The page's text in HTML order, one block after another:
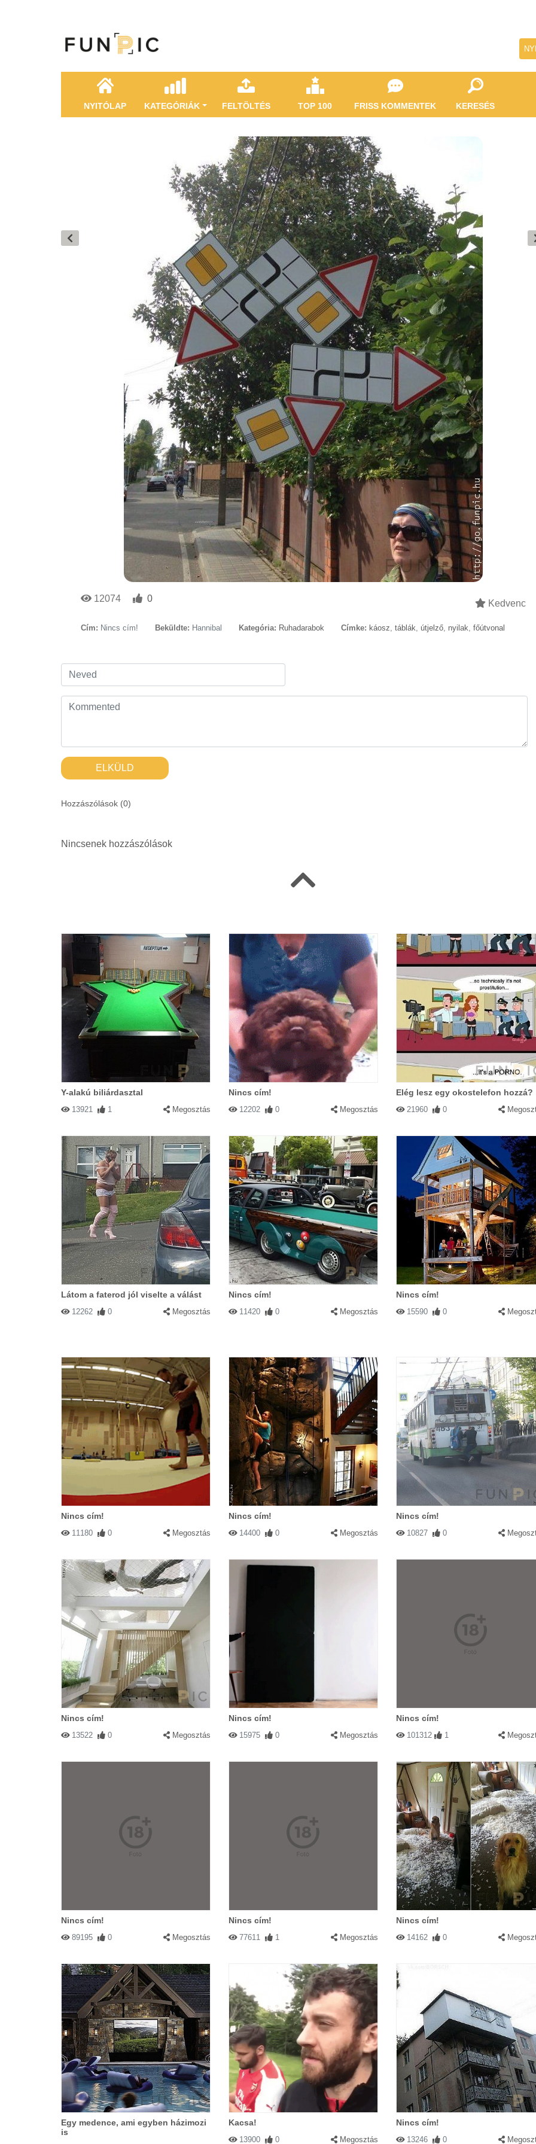
NYITÓLAP KATEGÓRIÁK FELTÖLTÉS TOP 100 FRISS KOMMENTEK KERESÉS
12074 0 Kedvenc
Cím: Nincs cím! Beküldte: Hannibal Kategória: Ruhadarabok Címke: káosz, táblák, útjelző, nyilak, főútvonal
ELKÜLD
Hozzászólások (0)
Nincsenek hozzászólások
Y-alakú biliárdasztal
13921 1 Megosztás
Nincs cím!
12202 0 Megosztás
Elég lesz egy okostelefon hozzá?
21960 0
Látom a faterod jól viselte a válást
12262 0 Megosztás
Nincs cím!
11420 0 Megosztás
Nincs cím!
15590 0
Nincs cím!
11180 0 Megosztás
Nincs cím!
14400 0 Megosztás
Nincs cím!
10827 0
Nincs cím!
13522 0 Megosztás
Nincs cím!
15975 0 Megosztás
Nincs cím!
101312 1
Nincs cím!
89195 0 Megosztás
Nincs cím!
77611 1 Megosztás
Nincs cím!
14162 0
Egy medence, ami egyben házimozi
is
Kacsa!
13900 0 Megosztás
Nincs cím!
13246 0